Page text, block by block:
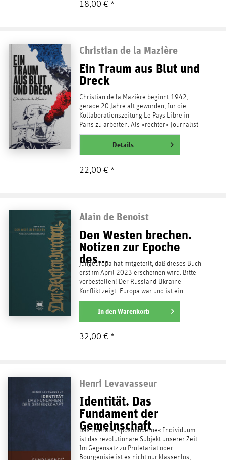
18,00 € *
Christian de la Mazière
Ein Traum aus Blut und
Dreck
Christian de la Mazière beginnt 1942,
gerade 20 Jahre alt geworden, für die
Kollaborationszeitung Le Pays Libre in
Paris zu arbeiten. Als »rechter« Journalist
fühlt er sich...
weiterlesenDetails
22,00 € *
Alain de Benoist
Den Westen brechen.
Notizen zur Epoche
des...
Jungeuropa hat mitgeteilt, daß dieses Buch
erst im April 2023 erscheinen wird. Bitte
vorbestellen! Der Russland-Ukraine-
Konflikt zeigt: Europa war und ist ein
fremdbestimmtes...
weiterlesen
In denWarenkorb
32,00 € *
Henri Levavasseur
Identität. Das
Fundament der
Gemeinschaft
Das liberale, »postmoderne« Individuum
ist das revolutionäre Subjekt unserer Zeit.
Im Gegensatz zu Proletariat oder
Bourgeoisie ist es nicht nur klassenlos,